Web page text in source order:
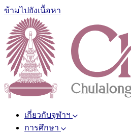
ข้ามไปยังเนื้อหา
เกี่ยวกับจุฬาฯ
การศึกษา